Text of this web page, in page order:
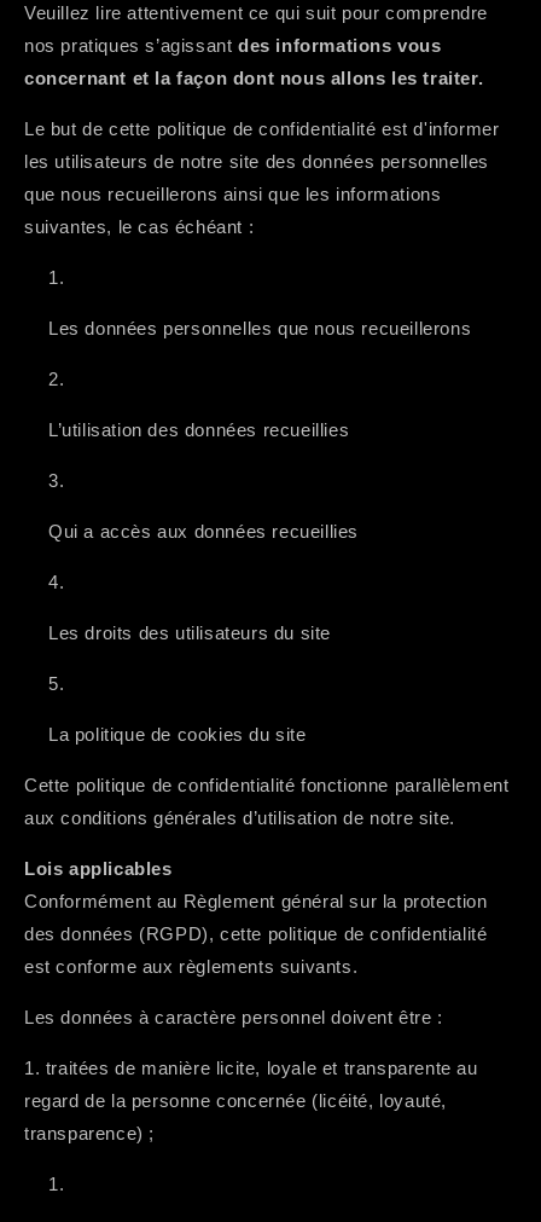
Veuillez lire attentivement ce qui suit pour comprendre
nos pratiques s’agissantdes informations vous
concernant et la façon dont nous allons les traiter.
Le but de cette politique de confidentialité est d'informer
les utilisateurs de notre site des données personnelles
que nous recueillerons ainsi que les informations
suivantes, le cas échéant :
Les données personnelles que nous recueillerons
L’utilisation des données recueillies
Qui a accès aux données recueillies
Les droits des utilisateurs du site
La politique de cookies du site
Cette politique de confidentialité fonctionne parallèlement
aux conditions générales d’utilisation de notre site.
Lois applicables
Conformément au Règlement général sur la protection
des données (RGPD), cette politique de confidentialité
est conforme aux règlements suivants.
Les données à caractère personnel doivent être :
1. traitées de manière licite, loyale et transparente au
regard de la personne concernée (licéité, loyauté,
transparence) ;